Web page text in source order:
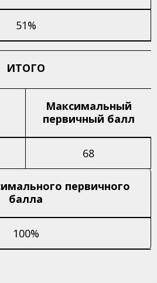
51%
ИТОГО
Максимальный
первичный балл
68
первичного
балла
100%